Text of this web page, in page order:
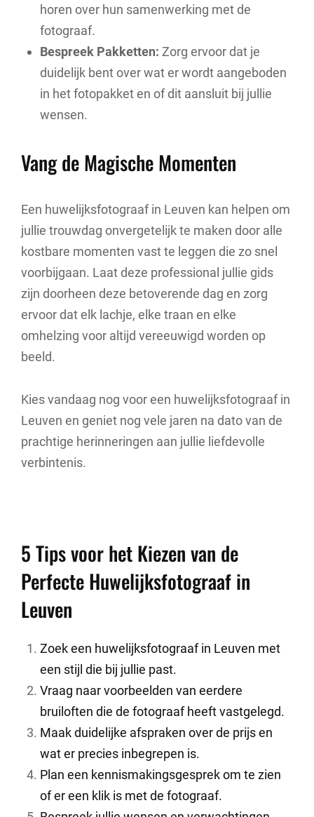
horen over hun samenwerking met de
fotograaf.
Bespreek Pakketten: Zorg ervoor dat je
duidelijk bent over wat er wordt aangeboden
in het fotopakket en of dit aansluit bij jullie
wensen.
Vang de Magische Momenten
Een huwelijksfotograaf in Leuven kan helpen om
jullie trouwdag onvergetelijk te maken door alle
kostbare momenten vast te leggen die zo snel
voorbijgaan. Laat deze professional jullie gids
zijn doorheen deze betoverende dag en zorg
ervoor dat elk lachje, elke traan en elke
omhelzing voor altijd vereeuwigd worden op
beeld.
Kies vandaag nog voor een huwelijksfotograaf in
Leuven en geniet nog vele jaren na dato van de
prachtige herinneringen aan jullie liefdevolle
verbintenis.
5 Tips voor het Kiezen van de
Perfecte Huwelijksfotograaf in
Leuven
Zoek een huwelijksfotograaf in Leuven met
een stijl die bij jullie past.
Vraag naar voorbeelden van eerdere
bruiloften die de fotograaf heeft vastgelegd.
Maak duidelijke afspraken over de prijs en
wat er precies inbegrepen is.
Plan een kennismakingsgesprek om te zien
of er een klik is met de fotograaf.